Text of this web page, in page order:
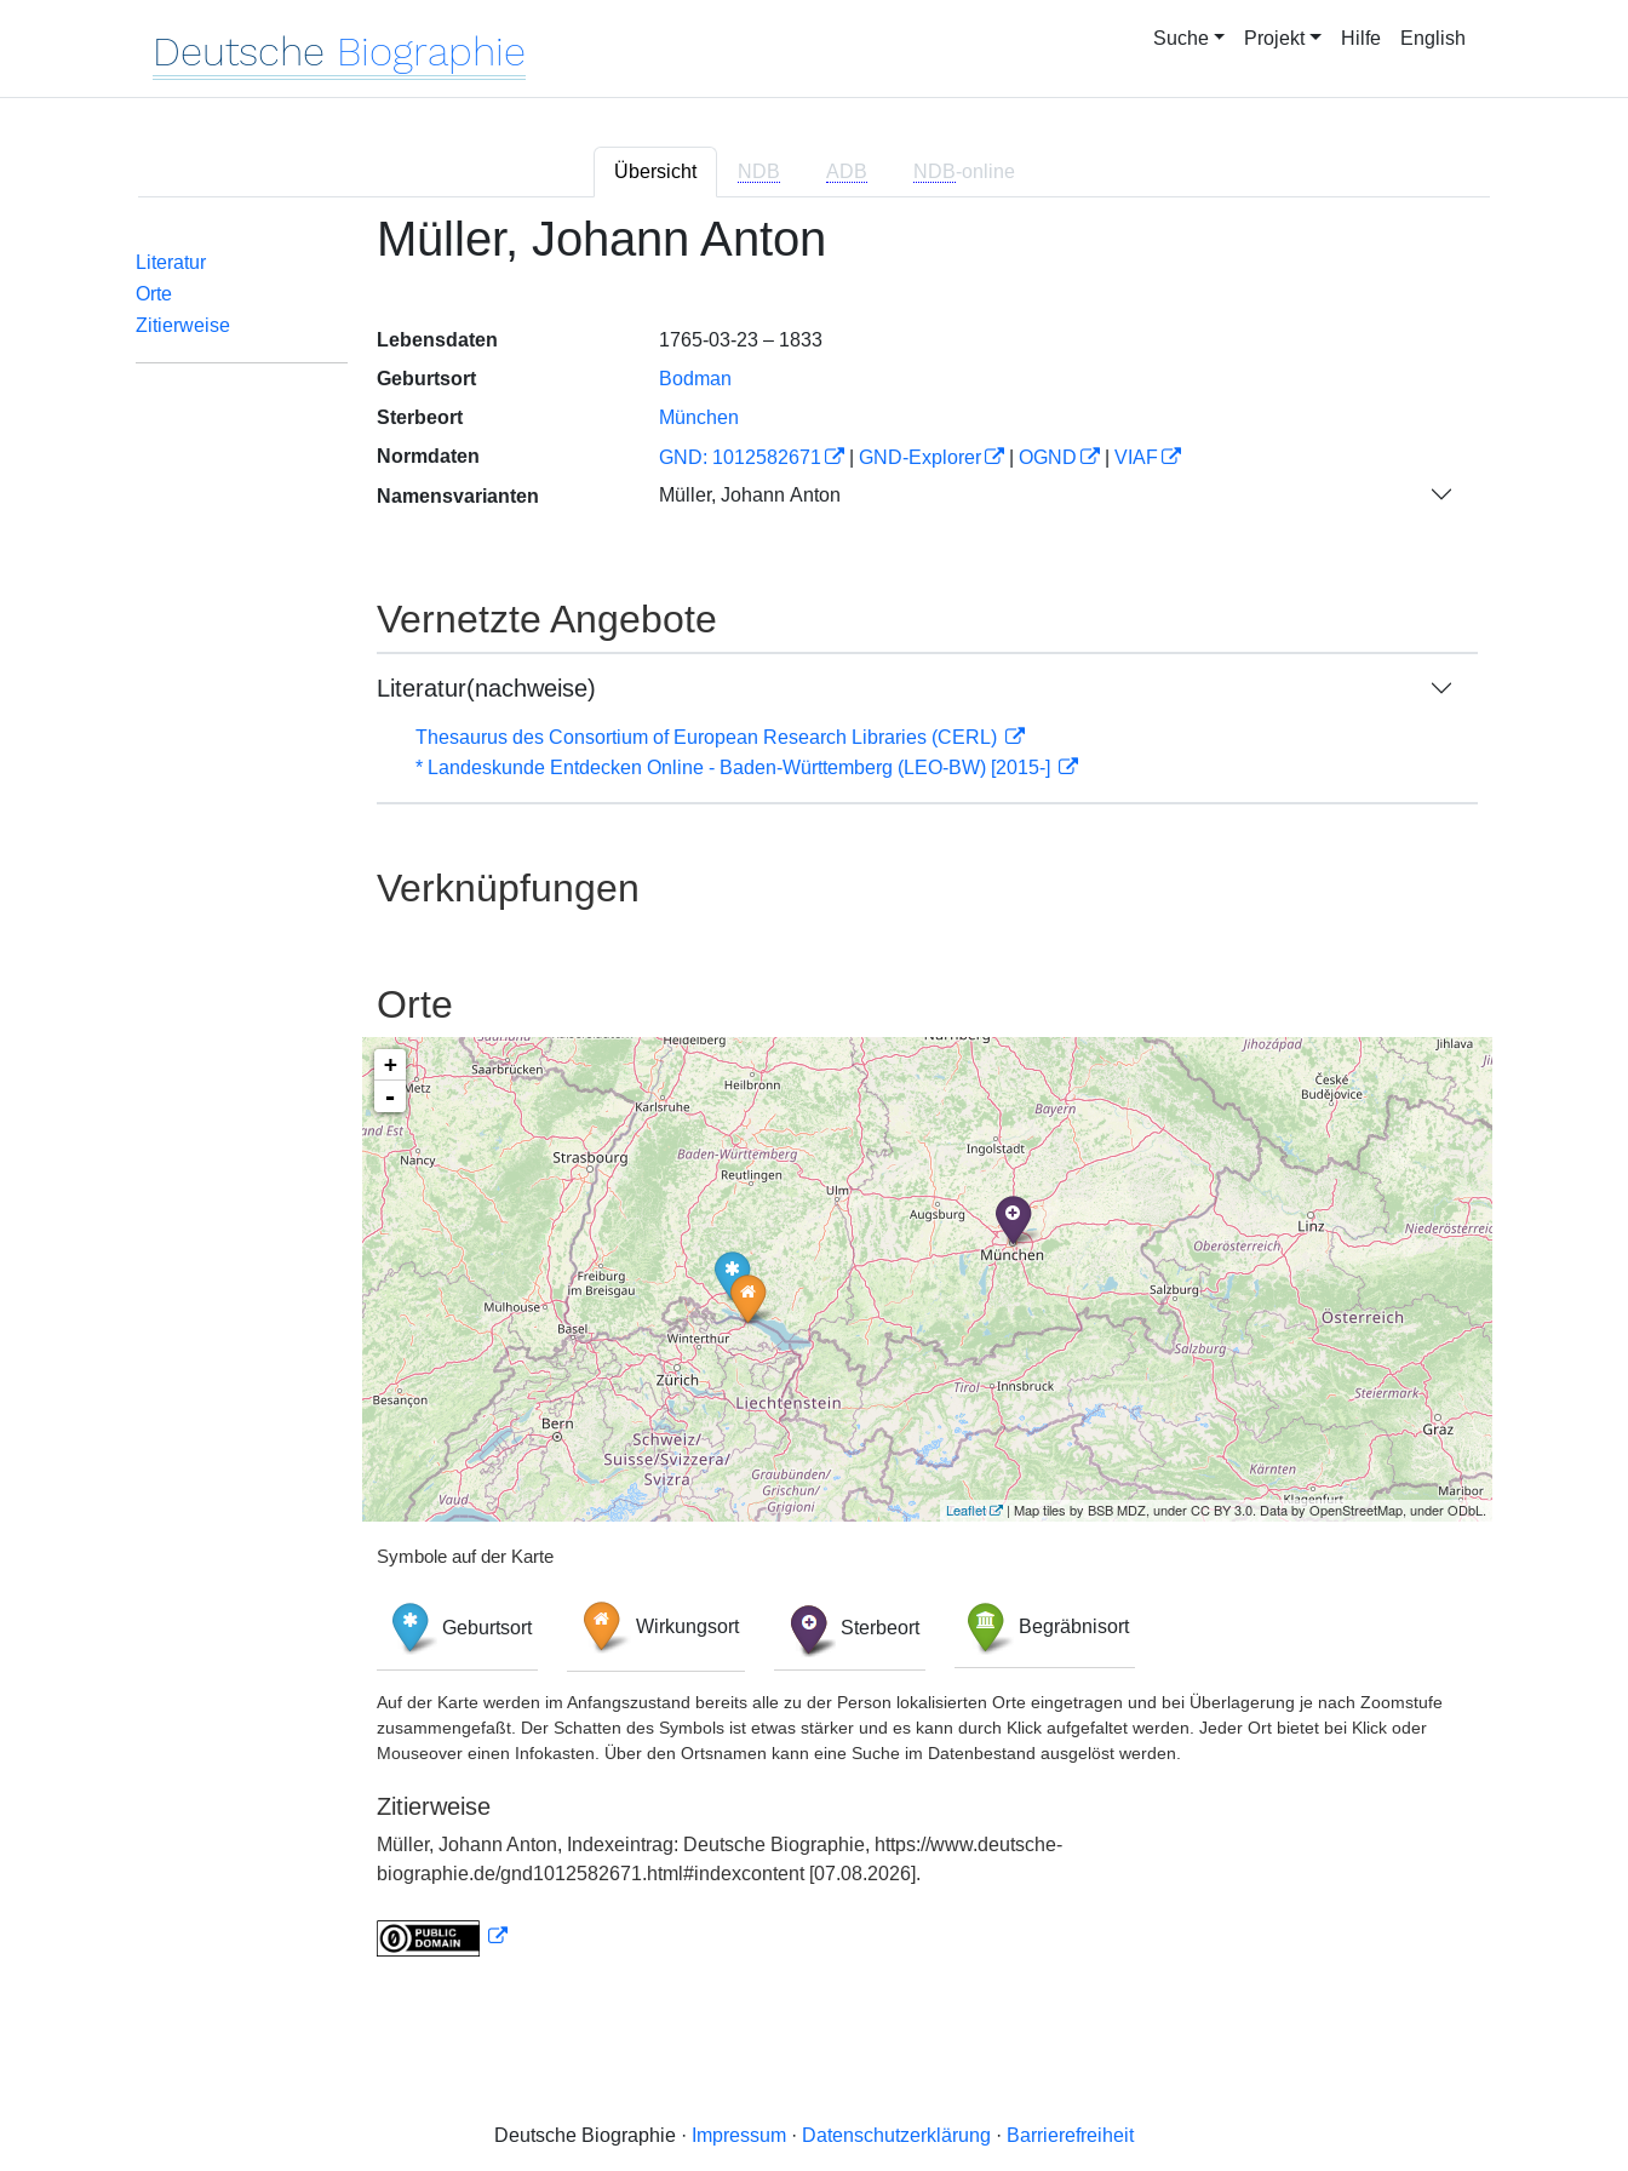
Deutsche Biographie Suche Projekt Hilfe English
Übersicht NDB ADB NDB-online
Literatur
Orte
Zitierweise
Müller, Johann Anton
Lebensdaten
1765-03-23 – 1833
Geburtsort
Bodman
Sterbeort
München
Normdaten
GND: 1012582671 GND-Explorer OGND
VIAF
Namensvarianten
Müller, Johann Anton
Vernetzte Angebote
Literatur(nachweise)
Thesaurus des Consortium of European Research Libraries (CERL)
* Landeskunde Entdecken Online - Baden-Württemberg (LEO-BW) [2015-]
Verknüpfungen
Orte
+
-
Leaflet | Map tiles by BSB MDZ, under CC BY 3.0. Data by OpenStreetMap, under ODbL.
Symbole auf der Karte
Geburtsort Wirkungsort Sterbeort Begräbnisort
Auf der Karte werden im Anfangszustand bereits alle zu der Person lokalisierten Orte eingetragen und bei Überlagerung je nach Zoomstufe
zusammengefaßt. Der Schatten des Symbols ist etwas stärker und es kann durch Klick aufgefaltet werden. Jeder Ort bietet bei Klick oder
Mouseover einen Infokasten. Über den Ortsnamen kann eine Suche im Datenbestand ausgelöst werden.
Zitierweise
Müller, Johann Anton, Indexeintrag: Deutsche Biographie, https://www.deutsche-
biographie.de/gnd1012582671.html#indexcontent [07.08.2026].
Deutsche Biographie · Impressum · Datenschutzerklärung · Barrierefreiheit